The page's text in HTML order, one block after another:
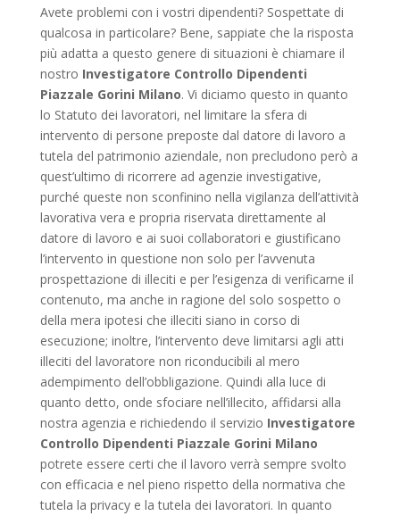
Avete problemi con i vostri dipendenti? Sospettate di
qualcosa in particolare? Bene, sappiate che la risposta
più adatta a questo genere di situazioni è chiamare il
nostro Investigatore Controllo Dipendenti
Piazzale Gorini Milano. Vi diciamo questo in quanto
lo Statuto dei lavoratori, nel limitare la sfera di
intervento di persone preposte dal datore di lavoro a
tutela del patrimonio aziendale, non precludono però a
quest’ultimo di ricorrere ad agenzie investigative,
purché queste non sconfinino nella vigilanza dell’attività
lavorativa vera e propria riservata direttamente al
datore di lavoro e ai suoi collaboratori e giustificano
l’intervento in questione non solo per l’avvenuta
prospettazione di illeciti e per l’esigenza di verificarne il
contenuto, ma anche in ragione del solo sospetto o
della mera ipotesi che illeciti siano in corso di
esecuzione; inoltre, l’intervento deve limitarsi agli atti
illeciti del lavoratore non riconducibili al mero
adempimento dell’obbligazione. Quindi alla luce di
quanto detto, onde sfociare nell’illecito, affidarsi alla
nostra agenzia e richiedendo il servizio Investigatore
Controllo Dipendenti Piazzale Gorini Milano
potrete essere certi che il lavoro verrà sempre svolto
con efficacia e nel pieno rispetto della normativa che
tutela la privacy e la tutela dei lavoratori. In quanto